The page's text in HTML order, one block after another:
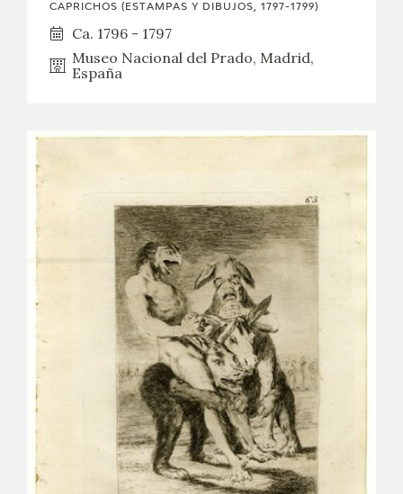
CAPRICHOS (ESTAMPAS Y DIBUJOS, 1797-1799)
Ca. 1796 - 1797
Museo Nacional del Prado, Madrid,
España